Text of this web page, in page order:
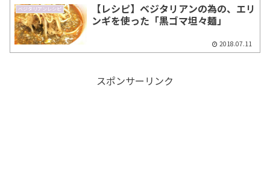
ベジタリアンレシピ
【レシピ】ベジタリアンの為の、エリ
ンギを使った「黒ゴマ坦々麺」
2018.07.11
スポンサーリンク